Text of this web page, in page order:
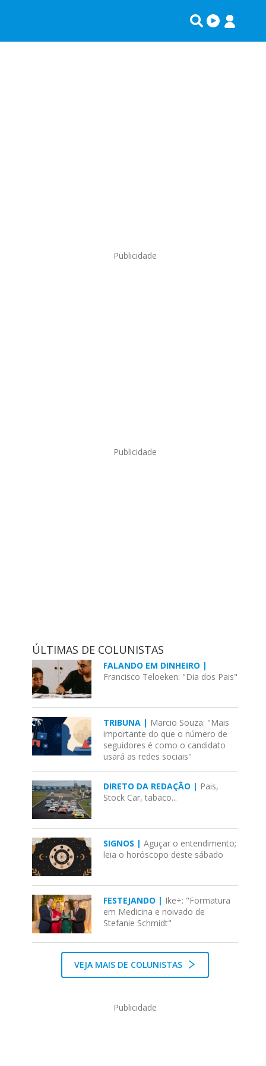
Publicidade
Publicidade
ÚLTIMAS DE COLUNISTAS
FALANDO EM DINHEIRO |
Francisco Teloeken: "Dia dos Pais"
TRIBUNA | Marcio Souza: "Mais
importante do que o número de
seguidores é como o candidato
usará as redes sociais"
DIRETO DA REDAÇÃO | Pais,
Stock Car, tabaco...
SIGNOS |Aguçar o entendimento;
leia o horóscopo deste sábado
FESTEJANDO | Ike+: "Formatura
em Medicina e noivado de
Stefanie Schmidt"
VEJA MAIS DE COLUNISTAS
Publicidade